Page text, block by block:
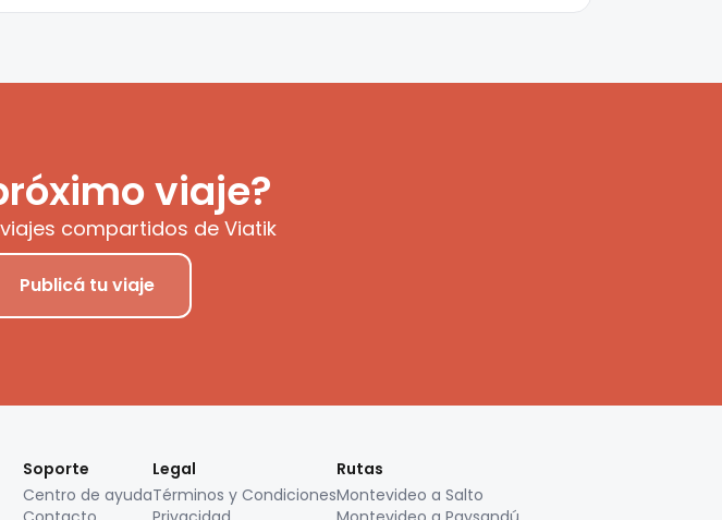
viaje?
compartidos de Viatik
Publicá tu viaje
Soporte
Centro de ayuda
Legal
Términos y Condiciones
Rutas
Montevideo a Salto